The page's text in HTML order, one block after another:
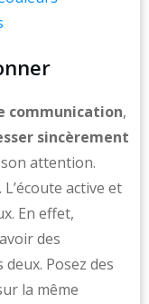
communication,
sincèrement
attention.
active et
En effet,
des
Posez des
la même